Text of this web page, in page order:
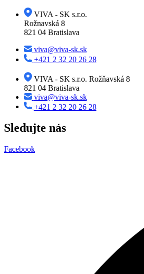
VIVA - SK s.r.o.
Rožnavská 8
821 04 Bratislava
viva@viva-sk.sk
+421 2 32 20 26 28
VIVA - SK s.r.o. Rožňavská 8
821 04 Bratislava
viva@viva-sk.sk
+421 2 32 20 26 28
Sledujte nás
Facebook